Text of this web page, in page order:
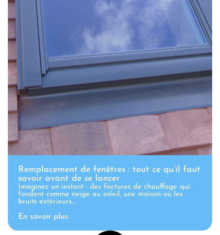
Remplacement de fenêtres : tout ce qu’il faut
savoir avant de se lancer
Imaginez un instant : des factures de chauffage qui
fondent comme neige au soleil, une maison où les
bruits extérieurs...
En savoir plus